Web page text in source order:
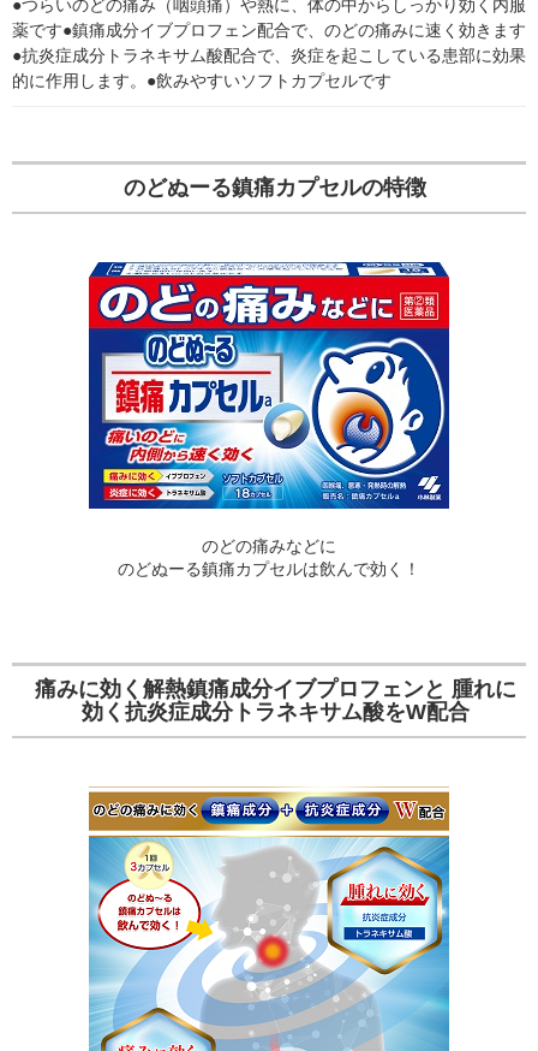
●つらいのどの痛み（咽頭痛）や熱に、体の中からしっかり効く内服
薬です●鎮痛成分イブプロフェン配合で、のどの痛みに速く効きます
●抗炎症成分トラネキサム酸配合で、炎症を起こしている患部に効果
的に作用します。●飲みやすいソフトカプセルです
のどぬーる鎮痛カプセルの特徴
のどの痛みなどに
のどぬーる鎮痛カプセルは飲んで効く！
痛みに効く解熱鎮痛成分イブプロフェンと 腫れに
効く抗炎症成分トラネキサム酸をW配合